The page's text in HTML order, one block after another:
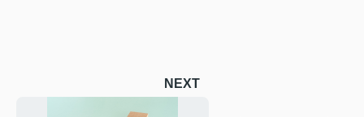
NEXT